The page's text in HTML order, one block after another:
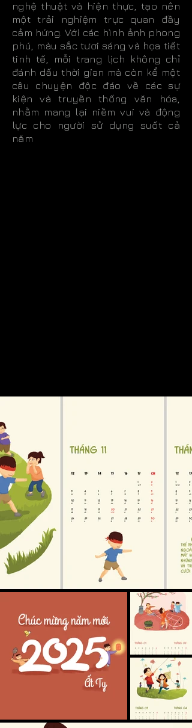
nghệ thuật và hiện thực, tạo nên
một trải nghiệm trực quan đầy
cảm hứng. Với các hình ảnh phong
phú, màu sắc tươi sáng và họa tiết
tinh tế, mỗi trang lịch không chỉ
đánh dấu thời gian mà còn kể một
câu chuyện độc đáo về các sự
kiện và truyền thống văn hóa,
nhằm mang lại niềm vui và động
lực cho người sử dụng suốt cả
năm